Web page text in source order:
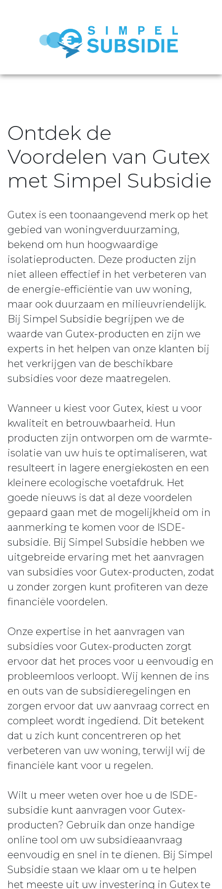
Ontdek de
Voordelen van Gutex
met Simpel Subsidie
Gutex is een toonaangevend merk op het
gebied van woningverduurzaming,
bekend om hun hoogwaardige
isolatieproducten. Deze producten zijn
niet alleen effectief in het verbeteren van
de energie-efficiëntie van uw woning,
maar ook duurzaam en milieuvriendelijk.
Bij Simpel Subsidie begrijpen we de
waarde van Gutex-producten en zijn we
experts in het helpen van onze klanten bij
het verkrijgen van de beschikbare
subsidies voor deze maatregelen.
Wanneer u kiest voor Gutex, kiest u voor
kwaliteit en betrouwbaarheid. Hun
producten zijn ontworpen om de warmte-
isolatie van uw huis te optimaliseren, wat
resulteert in lagere energiekosten en een
kleinere ecologische voetafdruk. Het
goede nieuws is dat al deze voordelen
gepaard gaan met de mogelijkheid om in
aanmerking te komen voor de ISDE-
subsidie. Bij Simpel Subsidie hebben we
uitgebreide ervaring met het aanvragen
van subsidies voor Gutex-producten, zodat
u zonder zorgen kunt profiteren van deze
financiële voordelen.
Onze expertise in het aanvragen van
subsidies voor Gutex-producten zorgt
ervoor dat het proces voor u eenvoudig en
probleemloos verloopt. Wij kennen de ins
en outs van de subsidieregelingen en
zorgen ervoor dat uw aanvraag correct en
compleet wordt ingediend. Dit betekent
dat u zich kunt concentreren op het
verbeteren van uw woning, terwijl wij de
financiële kant voor u regelen.
Wilt u meer weten over hoe u de ISDE-
subsidie kunt aanvragen voor Gutex-
producten? Gebruik dan onze handige
online tool om uw subsidieaanvraag
eenvoudig en snel in te dienen. Bij Simpel
Subsidie staan we klaar om u te helpen
het meeste uit uw investering in Gutex te